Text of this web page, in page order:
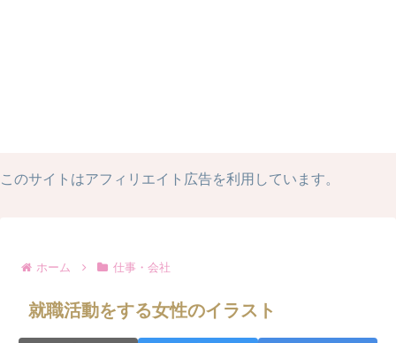
このサイトはアフィリエイト広告を利用しています。
ホーム 仕事・会社
就職活動をする女性のイラスト